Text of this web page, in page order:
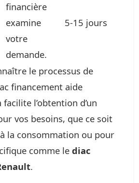
financière
examine
votre
demande.
5-15 jours
le processus de
financement aide
l’obtention d’un
vos besoins, que ce soit
la consommation ou pour
comme le diac
.